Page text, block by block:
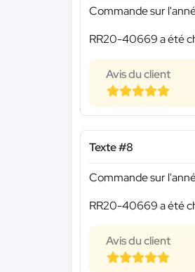
Commande sur
RR20-40669 a été
Avis du client
Texte #8
Commande sur
RR20-40669 a été
Avis du client